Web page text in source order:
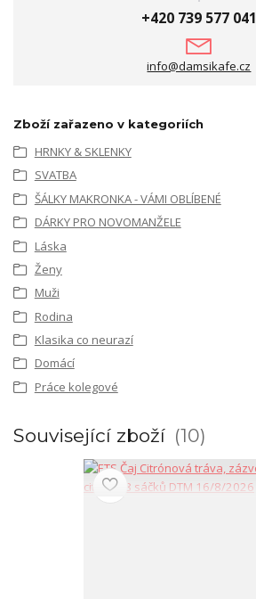
+420 739 577 041
info@damsikafe.cz
Zboží zařazeno v kategoriích
HRNKY & SKLENKY
SVATBA
ŠÁLKY MAKRONKA - VÁMI OBLÍBENÉ
DÁRKY PRO NOVOMANŽELE
Láska
Ženy
Muži
Rodina
Klasika co neurazí
Domácí
Práce kolegové
Související zboží 10